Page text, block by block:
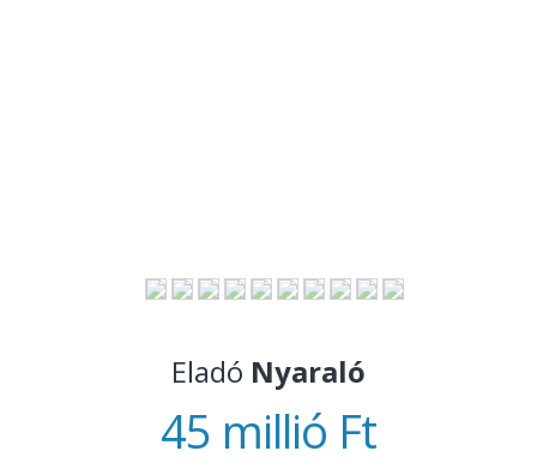
Eladó Nyaraló
45 millió Ft